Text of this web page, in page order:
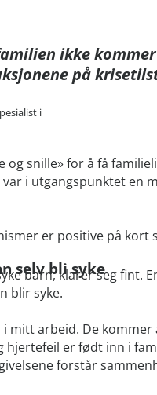
ikke
på
i
og snille» for å få
i utgangspunktet en
er positive på
selv bli syke
barn, klarer seg fint.
blir syke.
i mitt arbeid. De
hjertefeil er født inn i
forstår